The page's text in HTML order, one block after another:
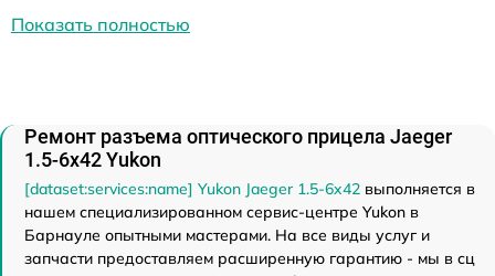
Показать полностью
Ремонт разъема оптического прицела Jaeger
1.5-6x42 Yukon
[dataset:services:name] Yukon Jaeger 1.5-6x42 выполняется в
нашем специализированном сервис-центре Yukon в
Барнауле опытными мастерами. На все виды услуг и
запчасти предоставляем расширенную гарантию - мы в сц